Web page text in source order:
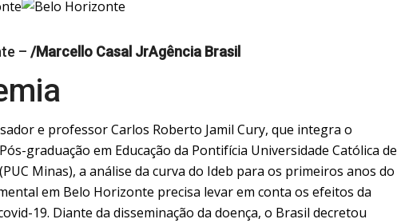
– /Marcello Casal JrAgência Brasil
e professor Carlos Roberto Jamil Cury, que integra o
graduação em Educação da Pontifícia Universidade Católica de
Minas), a análise da curva do Ideb para os primeiros anos do
em Belo Horizonte precisa levar em conta os efeitos da
19. Diante da disseminação da doença, o Brasil decretou